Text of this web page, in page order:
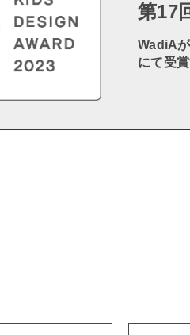
第17
WadiA
にて受